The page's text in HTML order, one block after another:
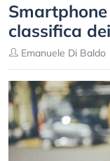
classifica
Emanuele Di Baldo